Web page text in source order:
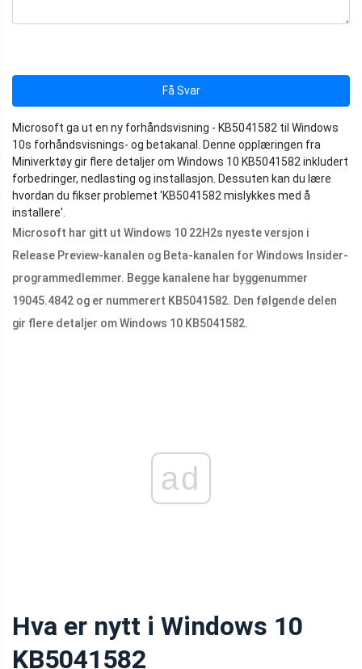
Få Svar
Microsoft ga ut en ny forhåndsvisning - KB5041582 til Windows
10s forhåndsvisnings- og betakanal. Denne opplæringen fra
Miniverktøy gir flere detaljer om Windows 10 KB5041582 inkludert
forbedringer, nedlasting og installasjon. Dessuten kan du lære
hvordan du fikser problemet 'KB5041582 mislykkes med å
installere'.
Microsoft har gitt ut Windows 10 22H2s nyeste versjon i
Release Preview-kanalen og Beta-kanalen for Windows Insider-
programmedlemmer. Begge kanalene har byggenummer
19045.4842 og er nummerert KB5041582. Den følgende delen
gir flere detaljer om Windows 10 KB5041582.
ad
Hva er nytt i Windows 10
KB5041582